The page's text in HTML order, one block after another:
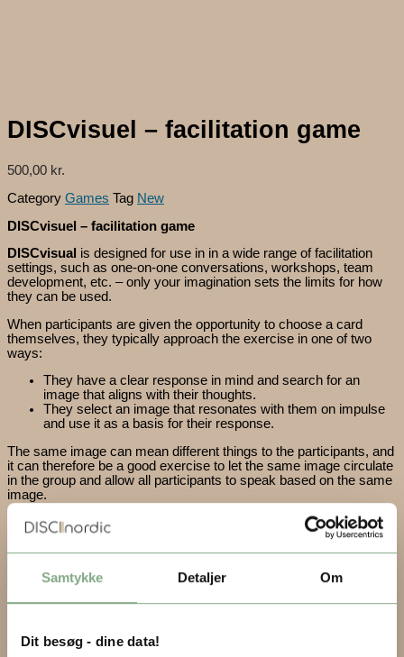
Samtykke Detaljer Om
Dit besøg - dine data!
DISCvisuel – facilitation game
500,00 kr.
Category Games Tag New
DISCvisuel – facilitation game
DISCvisual is designed for use in in a wide range of facilitation
settings, such as one-on-one conversations, workshops, team
development, etc. – only your imagination sets the limits for how
they can be used.
When participants are given the opportunity to choose a card
themselves, they typically approach the exercise in one of two
ways:
They have a clear response in mind and search for an
image that aligns with their thoughts.
They select an image that resonates with them on impulse
and use it as a basis for their response.
The same image can mean different things to the participants, and
it can therefore be a good exercise to let the same image circulate
in the group and allow all participants to speak based on the same
image.
DISCvisuel - facilitation game quantity
DISCnordic
2300 København S